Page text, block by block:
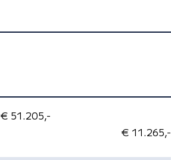
€ 51.205,-
€ 11.265,-